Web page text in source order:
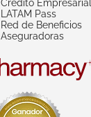
Crédito Empresarial
LATAM Pass
Red de Beneficios
Aseguradoras